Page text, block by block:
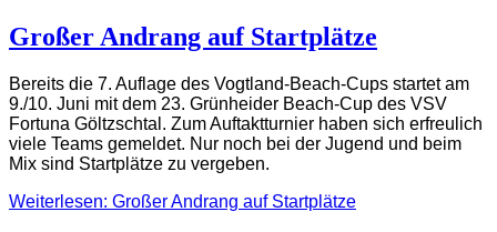
Großer Andrang auf Startplätze
Bereits die 7. Auflage des Vogtland-Beach-Cups startet am
9./10. Juni mit dem 23. Grünheider Beach-Cup des VSV
Fortuna Göltzschtal. Zum Auftaktturnier haben sich erfreulich
viele Teams gemeldet. Nur noch bei der Jugend und beim
Mix sind Startplätze zu vergeben.
Weiterlesen: Großer Andrang auf Startplätze